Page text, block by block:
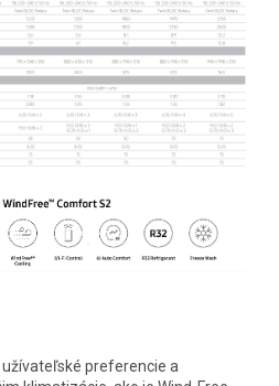
preferencie a